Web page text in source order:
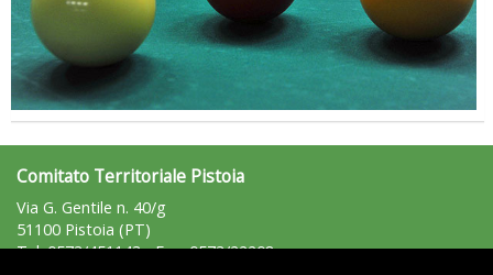
La formazione Uisp rallenta ma prosegue anche in estate
Comitato Territoriale Pistoia
Via G. Gentile n. 40/g
51100 Pistoia (PT)
Tel: 0573/451143 - Fax: 0573/22208